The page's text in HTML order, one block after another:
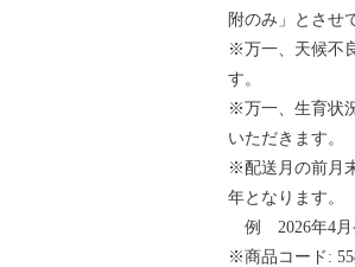
附のみ」とさせ
※万一、天候不
す。
※万一、生育状
いただきます。
※配送月の前月
年となります。
例 2026年4月
※商品コード: